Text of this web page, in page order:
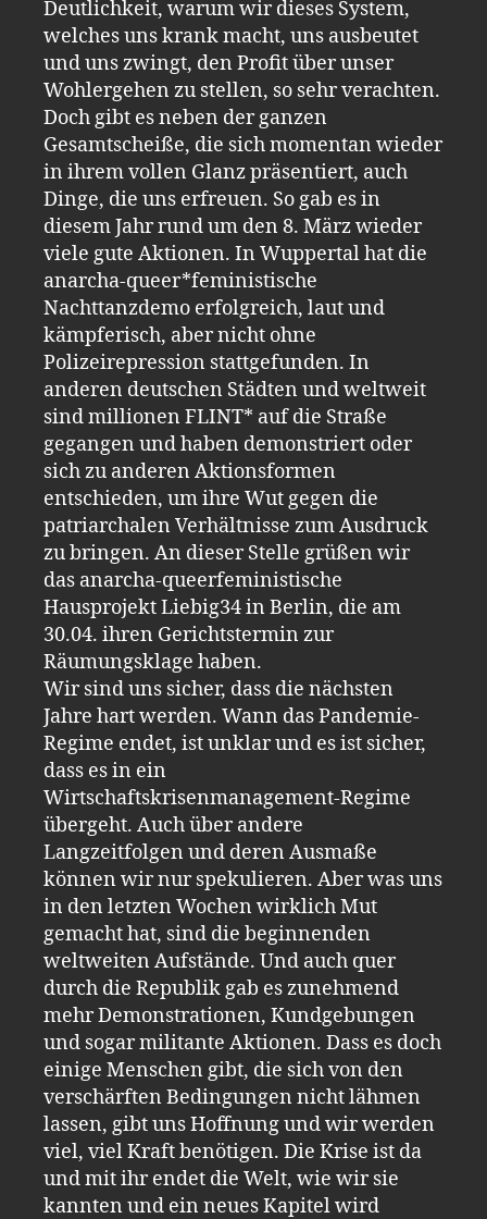
Deutlichkeit, warum wir dieses System,
welches uns krank macht, uns ausbeutet
und uns zwingt, den Profit über unser
Wohlergehen zu stellen, so sehr verachten.
Doch gibt es neben der ganzen
Gesamtscheiße, die sich momentan wieder
in ihrem vollen Glanz präsentiert, auch
Dinge, die uns erfreuen. So gab es in
diesem Jahr rund um den 8. März wieder
viele gute Aktionen. In Wuppertal hat die
anarcha-queer*feministische
Nachttanzdemo erfolgreich, laut und
kämpferisch, aber nicht ohne
Polizeirepression stattgefunden. In
anderen deutschen Städten und weltweit
sind millionen FLINT* auf die Straße
gegangen und haben demonstriert oder
sich zu anderen Aktionsformen
entschieden, um ihre Wut gegen die
patriarchalen Verhältnisse zum Ausdruck
zu bringen. An dieser Stelle grüßen wir
das anarcha-queerfeministische
Hausprojekt Liebig34 in Berlin, die am
30.04. ihren Gerichtstermin zur
Räumungsklage haben.
Wir sind uns sicher, dass die nächsten
Jahre hart werden. Wann das Pandemie-
Regime endet, ist unklar und es ist sicher,
dass es in ein
Wirtschaftskrisenmanagement-Regime
übergeht. Auch über andere
Langzeitfolgen und deren Ausmaße
können wir nur spekulieren. Aber was uns
in den letzten Wochen wirklich Mut
gemacht hat, sind die beginnenden
weltweiten Aufstände. Und auch quer
durch die Republik gab es zunehmend
mehr Demonstrationen, Kundgebungen
und sogar militante Aktionen. Dass es doch
einige Menschen gibt, die sich von den
verschärften Bedingungen nicht lähmen
lassen, gibt uns Hoffnung und wir werden
viel, viel Kraft benötigen. Die Krise ist da
und mit ihr endet die Welt, wie wir sie
kannten und ein neues Kapitel wird